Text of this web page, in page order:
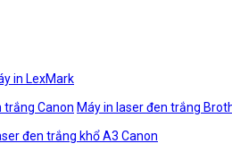
in LexMark
trắng Canon Máy in laser đen trắng
đen trắng khổ A3 Canon